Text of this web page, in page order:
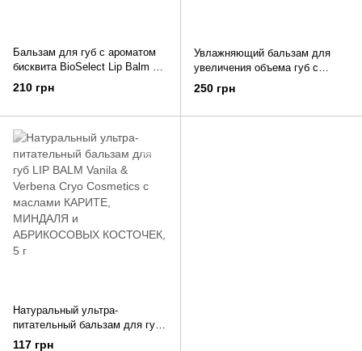
Бальзам для губ c ароматом
бисквита BioSelect Lip Balm 4,4
г
210 грн
Увлажняющий бальзам для
увеличения объема губ с
экстрактом облепихи и маслом
авокадо Marie Fresh Cosmetics
250 грн
Натуральный ультра-
питательный бальзам для губ
LIP BALM Vanila & Verbena
117 грн